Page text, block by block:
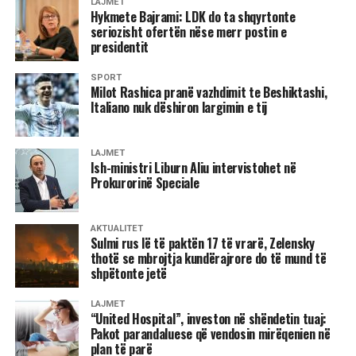
licenca e certifikime të njohura ndërkombëtarisht, duke e
fuqizuar më tej kapacitetin profesional të United Hospital”,
deklaroi Hajrizi.
Ekspertët shëndetësorë theksojnë se kontrollet e rregullta
mjekësore janë investimi më i vlefshëm për cilësinë e
jetës, pasi shumë sëmundje zhvillohen në heshtje dhe
mund të trajtohen me sukses vetëm kur diagnostikohen në
fazat e hershme. Pikërisht mbi këtë filozofi ndërtohet
edhe qasja profesionale e United Hospital, ku pacienti
trajtohet me kujdes të individualizuar, siguri dhe standarde
të larta mjekësore.
Me një infrastrukturë moderne, laborator bashkëkohor,
diagnostikë të avancuar dhe ekip multidisiplinar, United
Hospital synon të krijojë një kulturë të re të kujdesit
shëndetësor, ku parandalimi është po aq i rëndësishëm sa
edhe trajtimi.
LAJMET
Hykmete Bajrami: LDK do ta shqyrtonte
seriozisht ofertën nëse merr postin e
presidentit
SPORT
Milot Rashica pranë vazhdimit te Beshiktashi,
Italiano nuk dëshiron largimin e tij
LAJMET
Ish-ministri Liburn Aliu intervistohet në
Prokurorinë Speciale
AKTUALITET
Sulmi rus lë të paktën 17 të vrarë, Zelensky
thotë se mbrojtja kundërajrore do të mund të
shpëtonte jetë
LAJMET
“United Hospital”, investon në shëndetin tuaj:
Pakot parandaluese që vendosin mirëqenien në
plan të parë